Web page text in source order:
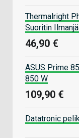
Thermalright
Suoritin
46,90 €
ASUS Prime
850 W
109,90 €
Datatronic